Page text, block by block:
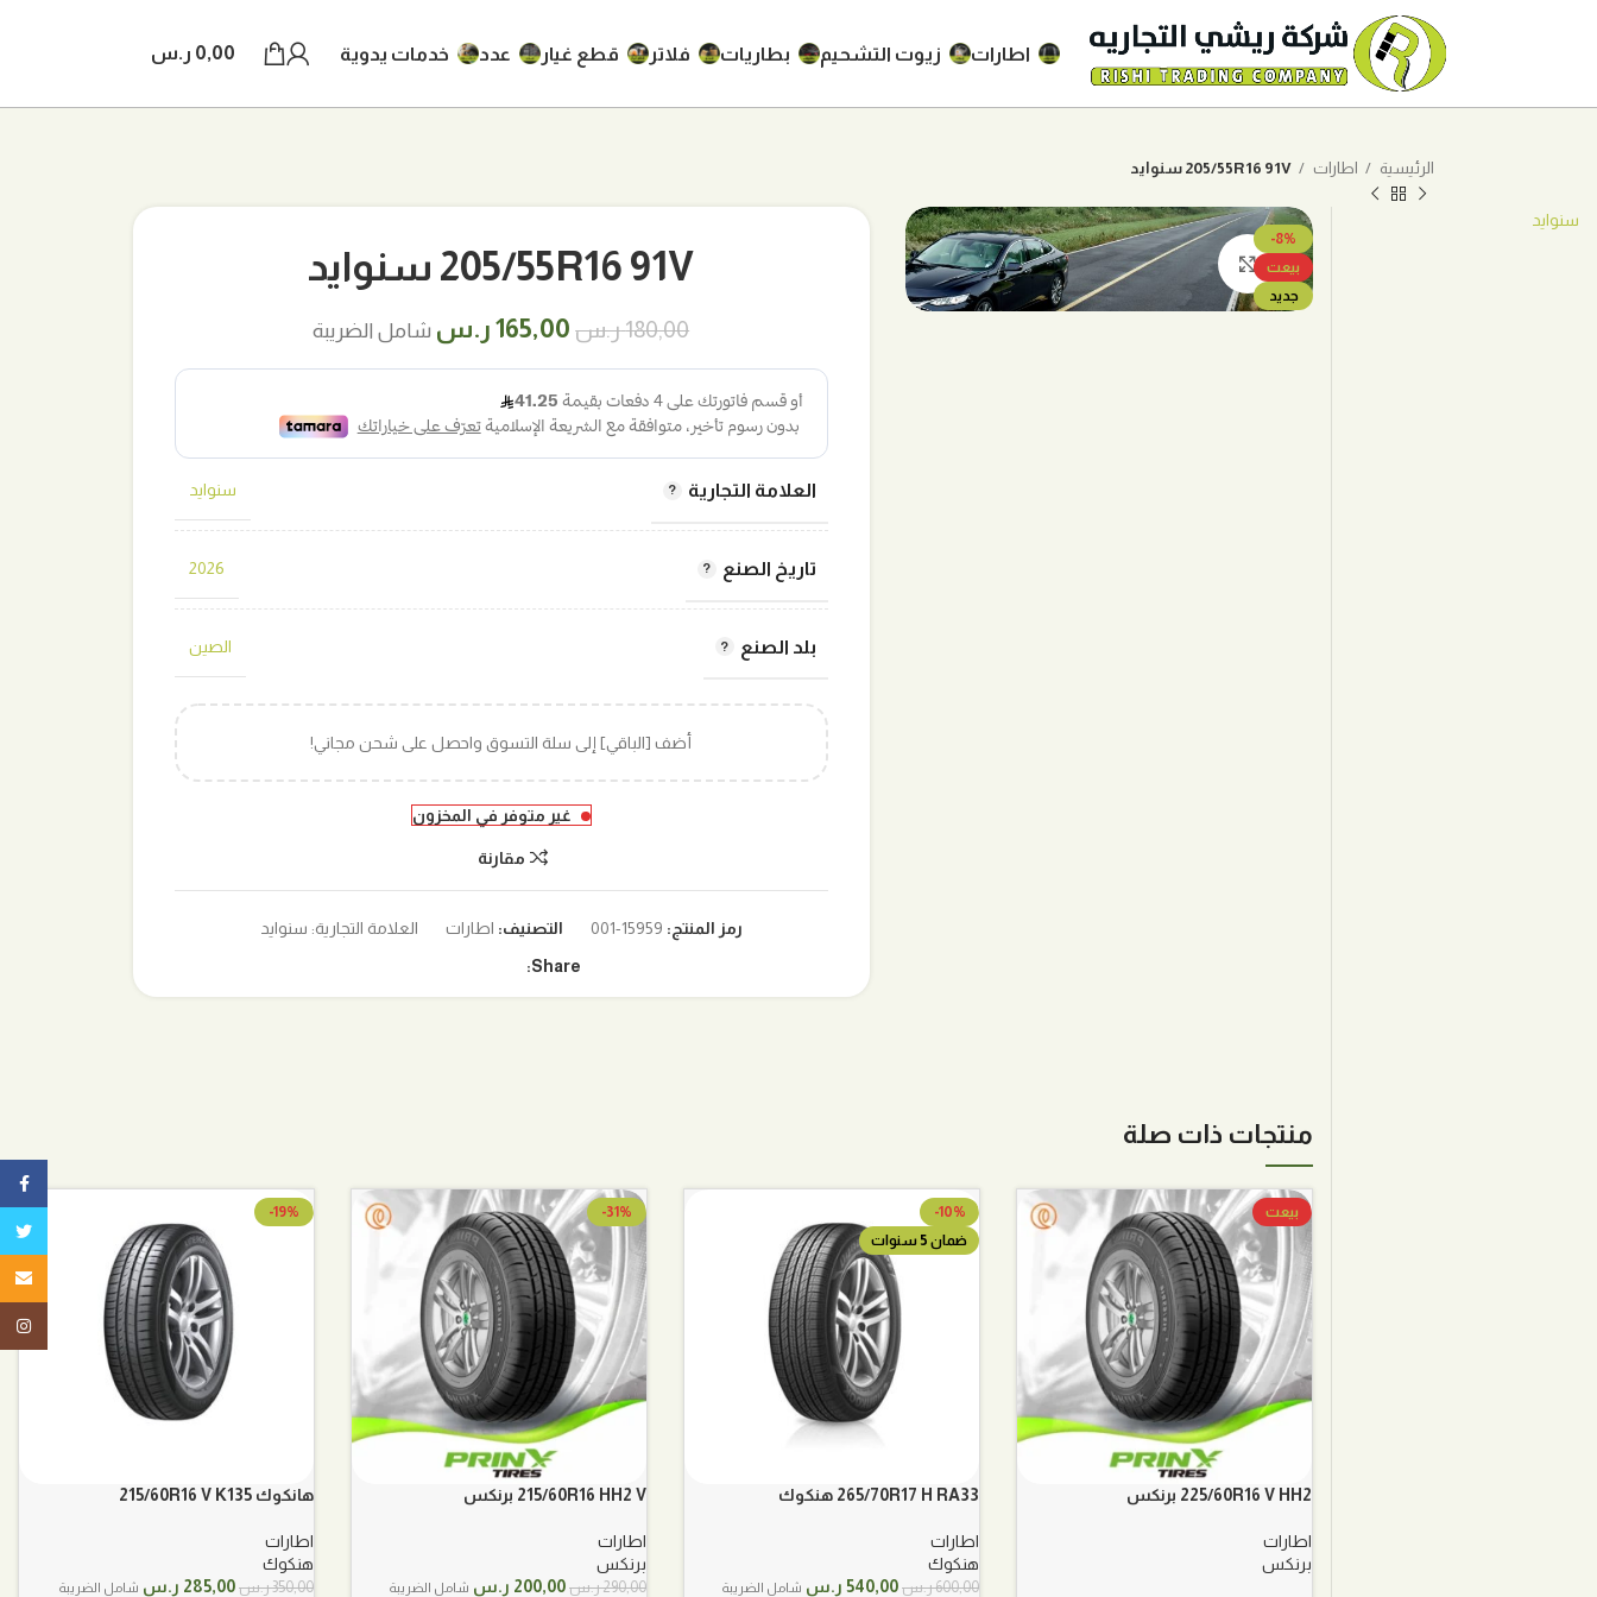
اطارات زيوت التشحيم بطاريات فلاتر قطع غيار عدد خدمات يدوية 0,00 ر.س
الرئيسية اطارات 205/55R16 91V سنوايد
-8%
بيعت
جديد
اضغط للتكبير 205/55R16 91V سنوايد
180,00ر.س السعر
هو:
180,00 ر.س.
165,00 ر.سالسعر
165,00 ر.س.
شامل الضريبة
العلامة التجارية سنوايد
تاريخ الصنع 2026
بلد الصنع الصين
أضف [الباقي] إلى سلة التسوق واحصل على شحن مجاني!
غير متوفر في المخزون
مقارنة
رمز المنتج: 15959-001 التصنيف: اطارات العلامة التجارية: سنوايد
Share:
منتجات ذات صلة
بيعت
225/60R16 V HH2 برنكس
اطارات
برنكس
-10%
ضمان 5 سنوات
265/70R17 H RA33 هنكوك
اطارات
هنكوك
600,00ر.س السعر
540,00 ر.س السعر
شامل الضريبة
-31%
215/60R16 HH2 V برنكس
اطارات
برنكس
290,00ر.س السعر
200,00 ر.س السعر
شامل الضريبة
-19%
هانكوك 215/60R16 V K135
اطارات
هنكوك
350,00ر.س السعر
285,00 ر.س السعر
شامل الضريبة
سنوايد
تويتر